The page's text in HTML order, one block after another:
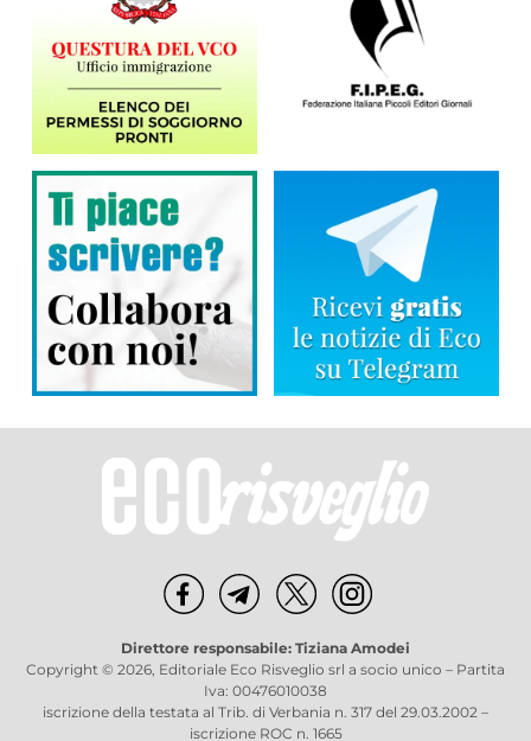
Direttore responsabile: Tiziana Amodei
Copyright © 2026, Editoriale Eco Risveglio srl a socio unico – Partita
Iva: 00476010038
iscrizione della testata al Trib. di Verbania n. 317 del 29.03.2002 –
iscrizione ROC n. 1665